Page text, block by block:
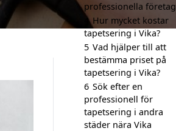
professionella företag
4 Hur mycket kostar
tapetsering i Vika?
5 Vad hjälper till att
bestämma priset på
tapetsering i Vika?
6 Sök efter en
professionell för
tapetsering i andra
städer nära Vika